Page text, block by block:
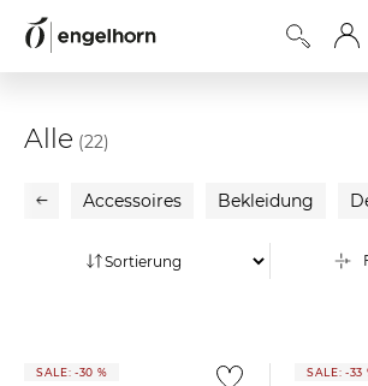
Alle (22)
Accessoires Bekleidung
SALE: -30 % SALE: -33